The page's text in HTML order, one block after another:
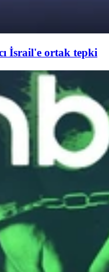
İsrail'e ortak tepki